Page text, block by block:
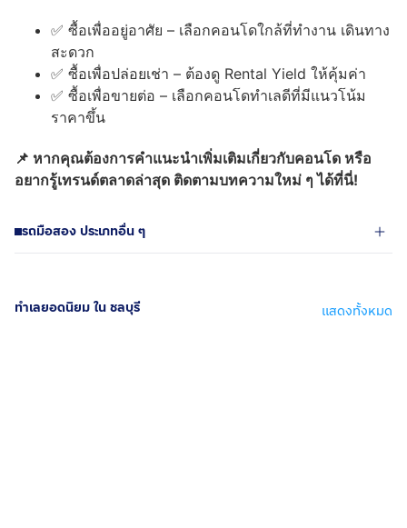
✅ ซื้อเพื่ออยู่อาศัย – เลือกคอนโดใกล้ที่ทำงาน เดินทาง
สะดวก
✅ ซื้อเพื่อปล่อยเช่า – ต้องดู Rental Yield ให้คุ้มค่า
✅ ซื้อเพื่อขายต่อ – เลือกคอนโดทำเลดีที่มีแนวโน้ม
ราคาขึ้น
📌 หากคุณต้องการคำแนะนำเพิ่มเติมเกี่ยวกับคอนโด หรือ
อยากรู้เทรนด์ตลาดล่าสุด ติดตามบทความใหม่ ๆ ได้ที่นี่!
รถมือสอง ประเภทอื่น ๆ
ทำเลยอดนิยม ใน ชลบุรี แสดงทั้งหมด